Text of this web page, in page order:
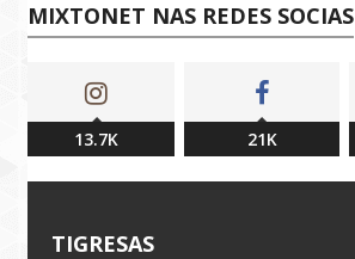
MIXTONET NAS REDES SOCIAS
13.7K 21K
TIGRESAS